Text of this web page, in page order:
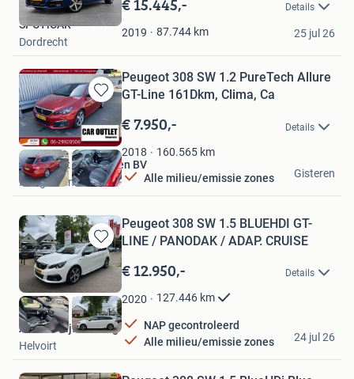
Mijn
Favorieten
Details
2019 87.744 km
SPOTiCAR
Dordrecht
25 jul 26
Bewaren
in
Mijn
Favorieten
Peugeot 308 SW 1.2 PureTech Allure
GT-Line 161Dkm, Clima, Ca
€ 7.950,- Details
2018 160.565 km
Alle milieu/emissie zones
Car Outlet Hoogeveen BV
Hoogeveen
Gisteren
Bewaren
Mijn
Favorieten
Peugeot 308 SW 1.5 BLUEHDI GT-
LINE / PANODAK / ADAP. CRUISE
€ 12.950,- Details
2020 127.446 km
NAP gecontroleerd
Alle milieu/emissie zones
Autobedrijf de Jong
Helvoirt
24 jul 26